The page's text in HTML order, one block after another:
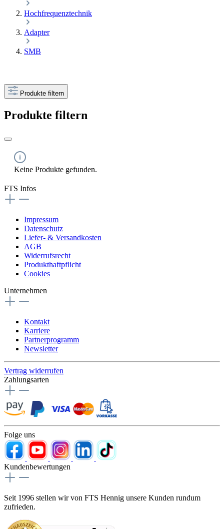
Hochfrequenztechnik
Adapter
SMB
Produkte filtern
Produkte filtern
Keine Produkte gefunden.
FTS Infos
Impressum
Datenschutz
Liefer- & Versandkosten
AGB
Widerrufsrecht
Produkthaftpflicht
Cookies
Unternehmen
Kontakt
Karriere
Partnerprogramm
Newsletter
Vertrag widerrufen
Zahlungsarten
Folge uns
Kundenbewertungen
Seit 1996 stellen wir von FTS Hennig unsere Kunden rundum
zufrieden.